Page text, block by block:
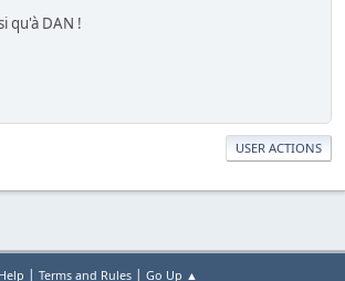
qu'à DAN !
USER ACTIONS
Help | Terms and Rules| Go Up ▲